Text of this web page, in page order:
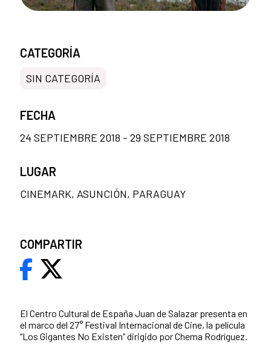
El Centro Cultural de España Juan de Salazar presenta en
el marco del 27° Festival Internacional de Cine, la película
“Los Gigantes No Existen” dirigido por Chema Rodríguez.
CATEGORÍA
SIN CATEGORÍA
FECHA
24 SEPTIEMBRE 2018 - 29 SEPTIEMBRE 2018
LUGAR
CINEMARK, ASUNCIÓN, PARAGUAY
COMPARTIR